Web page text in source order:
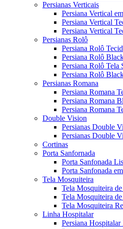
Persianas Verticais
Persiana Vertical
Persiana Vertical
Persiana Vertical
Persianas Rolô
Persiana Rolô
Persiana Rolô
Persiana Rolô Tela
Persiana Rolô
Persianas Romana
Persiana Romana
Persiana Romana
Persiana Romana
Double Vision
Persianas Double
Persianas Double
Cortinas
Porta Sanfornada
Porta Sanfonada
Porta Sanfonada
Tela Mosquiteira
Tela Mosquiteira
Tela Mosquiteira
Tela Mosquiteira
Linha Hospitalar
Persiana